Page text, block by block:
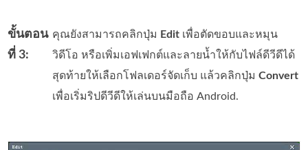
ขั้นตอน
ที่ 3:
คุณยังสามารถคลิกปุ่ม Edit เพื่อตัดขอบและหมุน
วิดีโอ หรือเพิ่มเอฟเฟกต์และลายน้ำให้กับไฟล์ดีวีดีได้
สุดท้ายให้เลือกโฟลเดอร์จัดเก็บ แล้วคลิกปุ่มConvert
เพื่อเริ่มริปดีวีดีให้เล่นบนมือถือ Android.